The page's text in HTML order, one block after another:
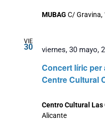
MUBAG C/ Gravina,
VIE
30
Concert líric per
Centre Cultural
viernes, 30 mayo,
Centro Cultural Las
Alicante